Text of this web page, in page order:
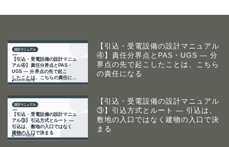
【引込・受電設備の設計マニュアル
④】責任分界点とPAS・UGS ― 分
界点の先で起こしたことは、こちら
の責任になる
【引込・受電設備の設計マニュアル
③】引込方式とルート ― 引込は、
敷地の入口ではなく建物の入口で決
まる